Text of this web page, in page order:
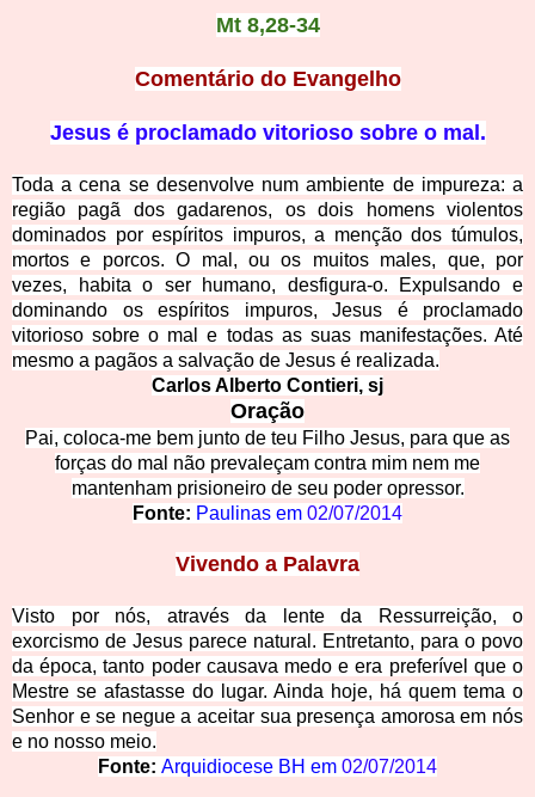
Mt 8,28-34
Comentário do Evangelho
Jesus é proclamado vitorioso sobre o mal.
Toda a cena se desenvolve num ambiente de impureza: a
região pagã dos gadarenos, os dois homens violentos
dominados por espíritos impuros, a menção dos túmulos,
mortos e porcos. O mal, ou os muitos males, que, por
vezes,
habita o ser humano, desfigura-o. Expulsando e
dominando os espíritos impuros, Jesus é proclamado
vitorioso sobre o mal e todas as suas manifestações. Até
mesmo a pagãos a salvação de Jesus é realizada.
Carlos Alberto Contieri, sj
Oração
Pai, coloca-me bem junto de teu Filho Jesus, para que as
forças do mal não prevaleçam contra mim nem me
mantenham prisioneiro de seu poder opressor.
Fonte: Paulinas em 02/07/2014
Vivendo a Palavra
Visto por nós, através da lente da Ressurreição, o
exorcismo de Jesus parece natural. Entretanto, para o povo
da época, tanto poder causava medo e era preferível que o
Mestre se afastasse do lugar. Ainda hoje, há quem tema o
Senhor e se negue a aceitar sua presença amorosa em nós
e no nosso meio.
Fonte: Arquidiocese BH em 02/07/2014